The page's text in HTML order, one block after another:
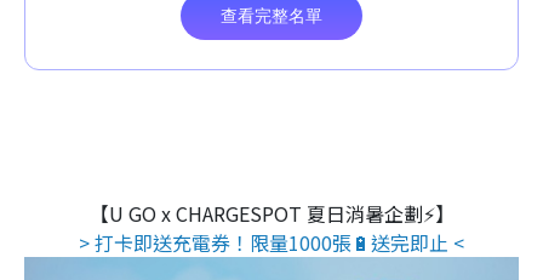
【U GO x CHARGESPOT 夏日消暑企劃⚡】
> 打卡即送充電券！限量1000張🔋送完即止 <